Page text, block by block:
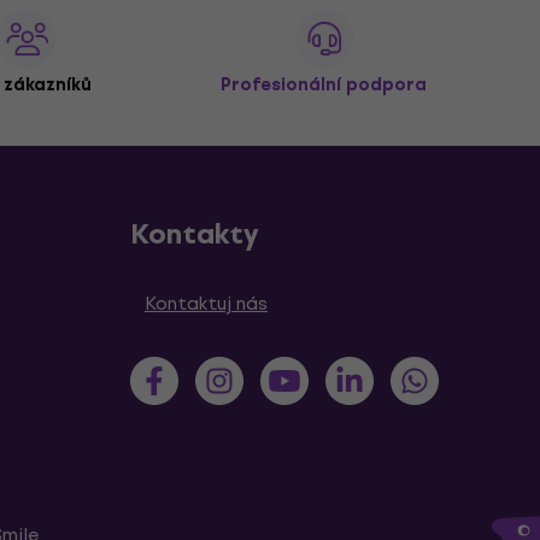
zákazníků Profesionální podpora
Kontakty
Kontaktuj nás